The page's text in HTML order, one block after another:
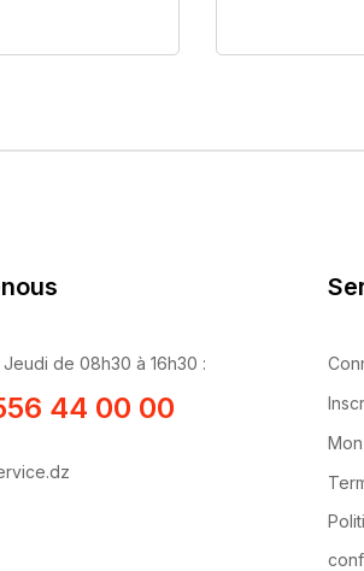
de 08h30 à 16h30 :
44 00 00